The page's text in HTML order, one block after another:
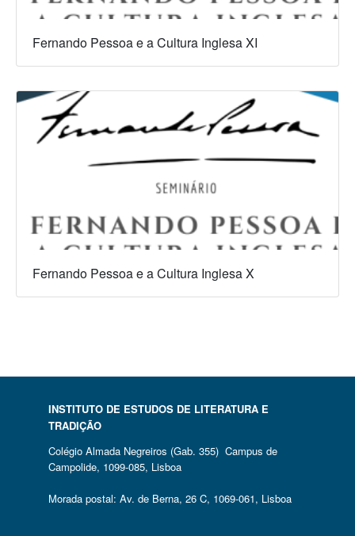
Fernando Pessoa e a Cultura Inglesa XI
Fernando Pessoa e a Cultura Inglesa X
INSTITUTO DE ESTUDOS DE LITERATURA E
TRADIÇÃO
Colégio Almada Negreiros (Gab. 355) Campus de
Campolide, 1099-085, Lisboa
Morada postal: Av. de Berna, 26 C, 1069-061, Lisboa